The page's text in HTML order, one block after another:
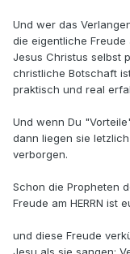
Und wer das
die eigentliche
Jesus Christus selbst
christliche Botschaft
praktisch und real
Und wenn Du
dann liegen sie
verborgen.
Schon die Propheten
Freude am HERRN ist
und diese Freude